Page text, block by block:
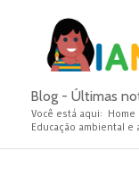
Blog - Últimas
Você está aqui: Home
Educação ambiental